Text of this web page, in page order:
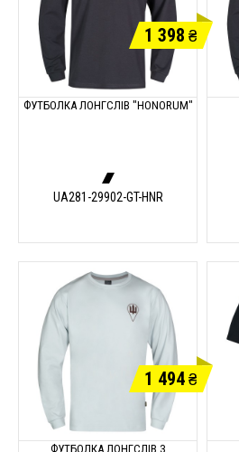
1 398 ₴
ФУТБОЛКА ЛОНГСЛІВ "HONORUM"
UA281-29902-GT-HNR
1 494₴
ФУТБОЛКА ЛОНГСЛІВ З